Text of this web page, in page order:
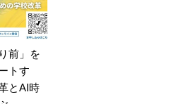
前」を
トす
とAI時